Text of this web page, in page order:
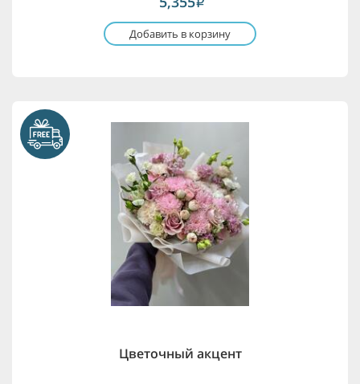
Добавить в корзину
Цветочный акцент